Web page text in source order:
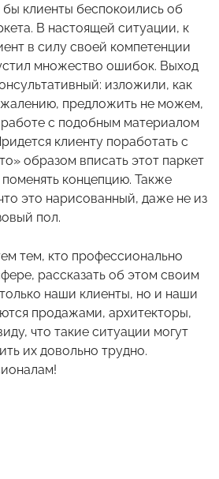
клиенты беспокоились об
В настоящей ситуации, к
в силу своей компетенции
множество ошибок. Выход
изложили, как
предложить не можем,
работе с подобным материалом
клиенту поработать с
образом вписать этот паркет
концепцию. Также
это нарисованный, даже не из
пол.
тем, кто профессионально
рассказать об этом своим
наши клиенты, но и наши
продажами, архитекторы,
что такие ситуации могут
их довольно трудно.